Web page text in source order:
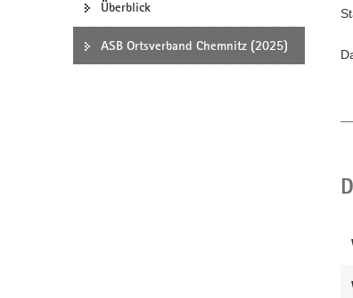
Überblick
ASB Ortsverband Chemnitz (2025)